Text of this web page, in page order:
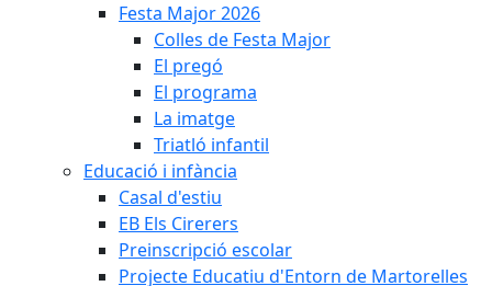
Festa Major 2026
Colles de Festa Major
El pregó
El programa
La imatge
Triatló infantil
Educació i infància
Casal d'estiu
EB Els Cirerers
Preinscripció escolar
Projecte Educatiu d'Entorn de Martorelles